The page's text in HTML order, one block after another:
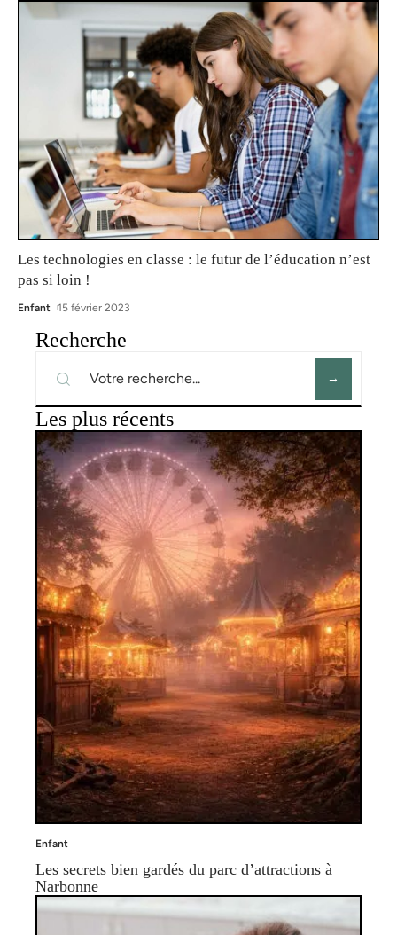
Les technologies en classe : le futur de l’éducation n’est
pas si loin !
Enfant 15 février 2023
Recherche
Les plus récents
Enfant
Les secrets bien gardés du parc d’attractions à
Narbonne